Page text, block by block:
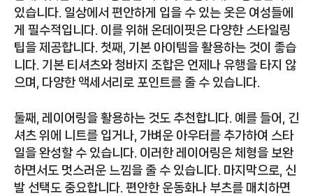
있습니다. 일상에서 편안하게 입을 수 있는 옷은 여성들에
게 필수적입니다. 이를 위해 온데이핏은 다양한 스타일링
팁을 제공합니다. 첫째, 기본 아이템을 활용하는 것이 좋습
니다. 기본 티셔츠와 청바지 조합은 언제나 유행을 타지 않
으며, 다양한 액세서리로 포인트를 줄 수 있습니다.
둘째, 레이어링을 활용하는 것도 추천합니다. 예를 들어, 긴
셔츠 위에 니트를 입거나, 가벼운 아우터를 추가하여 스타
일을 완성할 수 있습니다. 이러한 레이어링은 체형을 보완
하면서도 멋스러운 느낌을 줄 수 있습니다. 마지막으로, 신
발 선택도 중요합니다. 편안한 운동화나 부츠를 매치하면